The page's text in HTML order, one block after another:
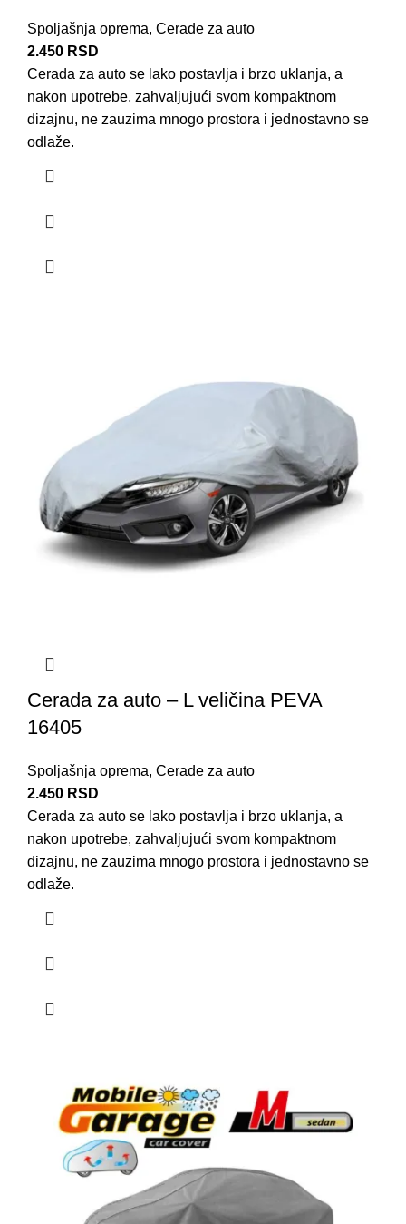
Spoljašnja oprema, Cerade za auto
2.450 RSD
Cerada za auto se lako postavlja i brzo uklanja, a
nakon upotrebe, zahvaljujući svom kompaktnom
dizajnu, ne zauzima mnogo prostora i jednostavno se
odlaže.
Cerada za auto – L veličina PEVA
16405
Spoljašnja oprema, Cerade za auto
2.450 RSD
Cerada za auto se lako postavlja i brzo uklanja, a
nakon upotrebe, zahvaljujući svom kompaktnom
dizajnu, ne zauzima mnogo prostora i jednostavno se
odlaže.